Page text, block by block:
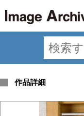
作品詳細